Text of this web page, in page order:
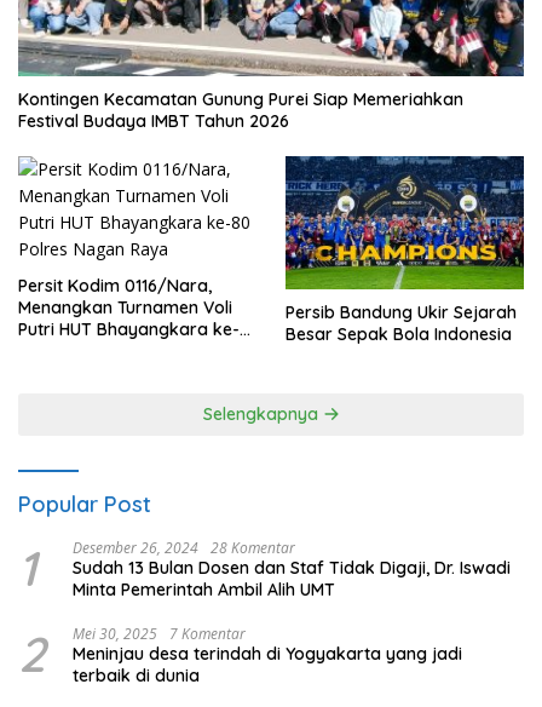
Kontingen Kecamatan Gunung Purei Siap Memeriahkan
Festival Budaya IMBT Tahun 2026
Persit Kodim 0116/Nara,
Menangkan Turnamen Voli
Putri HUT Bhayangkara ke-
Persib Bandung Ukir Sejarah
Besar Sepak Bola Indonesia
Selengkapnya
Popular Post
1 Desember 26, 2024 28 Komentar
Sudah 13 Bulan Dosen dan Staf Tidak Digaji, Dr. Iswadi
Minta Pemerintah Ambil Alih UMT
2 Mei 30, 2025 7 Komentar
Meninjau desa terindah di Yogyakarta yang jadi
terbaik di dunia